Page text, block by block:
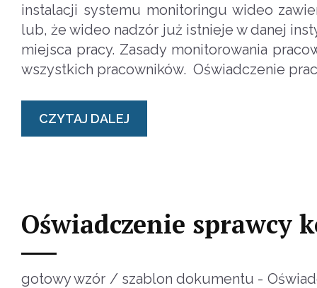
instalacji systemu monitoringu wideo
lub, że wideo nadzór już istnieje w danej
miejsca pracy. Zasady monitorowania
wszystkich pracowników. Oświadczenie
CZYTAJ DALEJ
Oświadczenie sprawcy
gotowy wzór / szablon dokumentu -